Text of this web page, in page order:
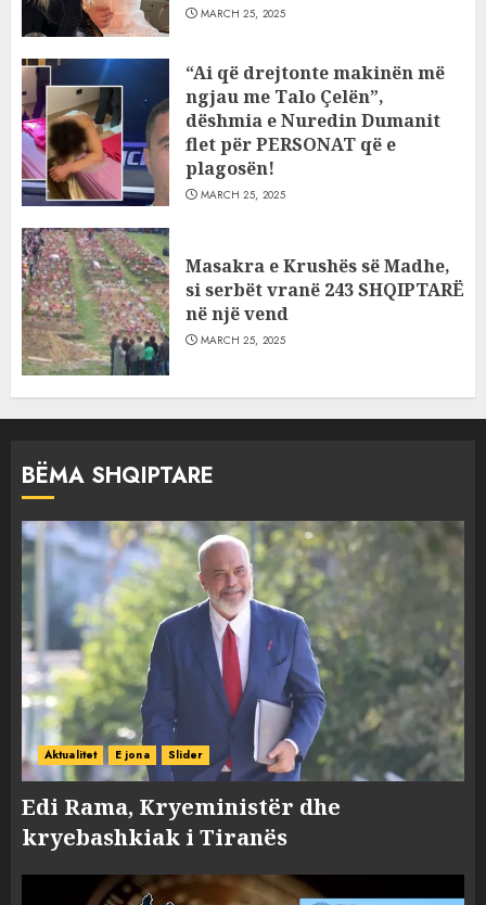
MARCH 25, 2025
“Ai që drejtonte makinën më
ngjau me Talo Çelën”,
dëshmia e Nuredin Dumanit
flet për PERSONAT që e
plagosën!
MARCH 25, 2025
Masakra e Krushës së Madhe,
si serbët vranë 243 SHQIPTARË
në një vend
MARCH 25, 2025
BËMA SHQIPTARE
Aktualitet E jona Slider
Edi Rama, Kryeministër dhe
kryebashkiak i Tiranës